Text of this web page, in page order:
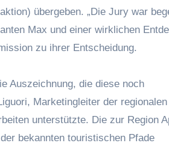
übergeben. „Die Jury war
Max und einer wirklichen
zu ihrer Entscheidung.
Auszeichnung, die diese noch
Marketingleiter der regionalen
unterstützte. Die zur Region
bekannten touristischen Pfade